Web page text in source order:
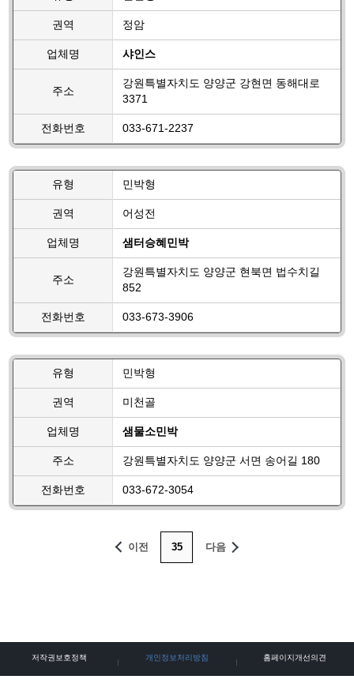
권역 정암
업체명 샤인스
주소
강원특별자치도 양양군 강현면 동해대로
3371
전화번호 033-671-2237
유형 민박형
권역 어성전
업체명 샘터승혜민박
주소
강원특별자치도 양양군 현북면 법수치길
852
전화번호 033-673-3906
유형 민박형
권역 미천골
업체명 샘물소민박
주소 강원특별자치도 양양군 서면 송어길 180
전화번호 033-672-3054
이전 35 다음
저작권보호정책 개인정보처리방침 홈페이지개선의견